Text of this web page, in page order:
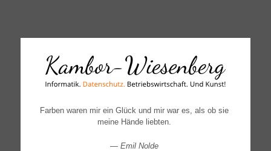
↓
CONTENT
Farben waren mir ein Glück und mir war es, als ob sie
meine Hände liebten.
—Emil Nolde